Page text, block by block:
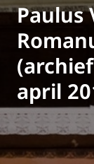
Paulus
april